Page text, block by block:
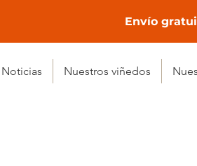
Envío
Noticias Nuestros viñedos